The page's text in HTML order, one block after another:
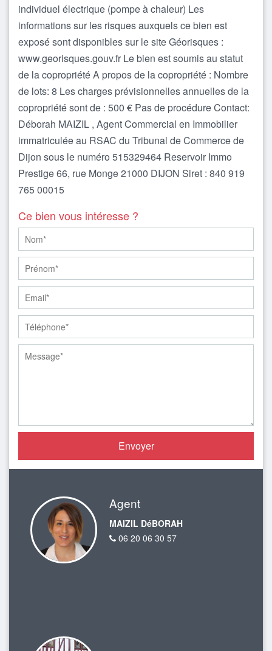
individuel électrique (pompe à chaleur) Les
informations sur les risques auxquels ce bien est
exposé sont disponibles sur le site Géorisques :
www.georisques.gouv.fr Le bien est soumis au statut
de la copropriété A propos de la copropriété : Nombre
de lots: 8 Les charges prévisionnelles annuelles de la
copropriété sont de : 500 € Pas de procédure Contact:
Déborah MAIZIL , Agent Commercial en Immobilier
immatriculée au RSAC du Tribunal de Commerce de
Dijon sous le numéro 515329464 Reservoir Immo
Prestige 66, rue Monge 21000 DIJON Siret : 840 919
765 00015
Ce bien vous intéresse ?
Agent
MAIZIL DéBORAH
06 20 06 30 57